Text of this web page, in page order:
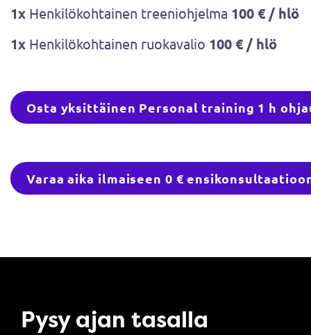
1x Henkilökohtainen treeniohjelma 100 € / hlö
1x Henkilökohtainen ruokavalio 100 € / hlö
Osta yksittäinen Personal training 1 h
Varaa aika ilmaiseen 0 €
Pysy ajan tasalla